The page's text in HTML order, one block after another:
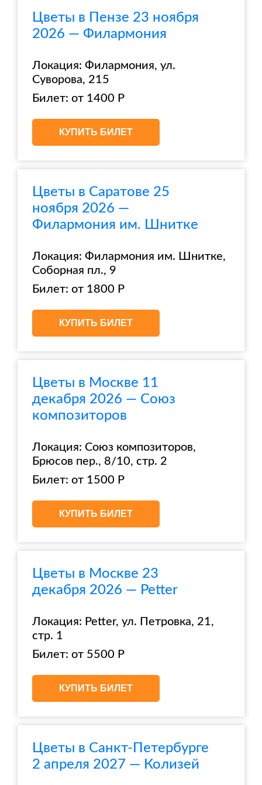
Цветы в Пензе 23 ноября
2026 — Филармония
Локация: Филармония, ул.
Суворова, 215
Билет: от 1400 Р
КУПИТЬ БИЛЕТ
Цветы в Саратове 25
ноября 2026 —
Филармония им. Шнитке
Локация: Филармония им. Шнитке,
Соборная пл., 9
Билет: от 1800 Р
КУПИТЬ БИЛЕТ
Цветы в Москве 11
декабря 2026 — Союз
композиторов
Локация: Союз композиторов,
Брюсов пер., 8/10, стр. 2
Билет: от 1500 Р
КУПИТЬ БИЛЕТ
Цветы в Москве 23
декабря 2026 — Petter
Локация: Petter, ул. Петровка, 21,
стр. 1
Билет: от 5500 Р
КУПИТЬ БИЛЕТ
Цветы в Санкт-Петербурге
2 апреля 2027 — Колизей